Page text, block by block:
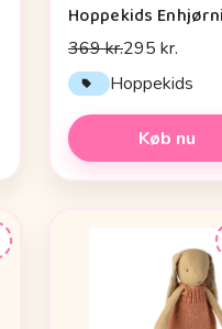
369 kr.295 kr.
Hoppekids
Køb nu